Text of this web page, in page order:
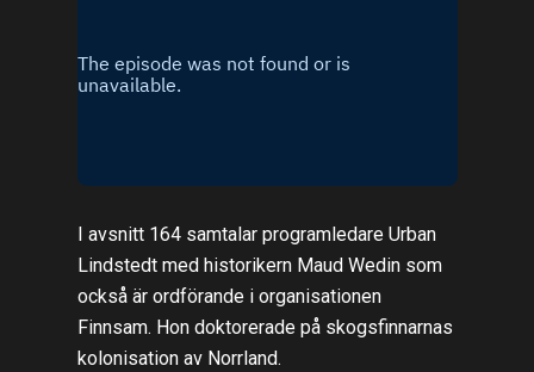
I avsnitt 164 samtalar programledare Urban
Lindstedt med historikern Maud Wedin som
också är ordförande i organisationen
Finnsam. Hon doktorerade på skogsfinnarnas
kolonisation av Norrland.